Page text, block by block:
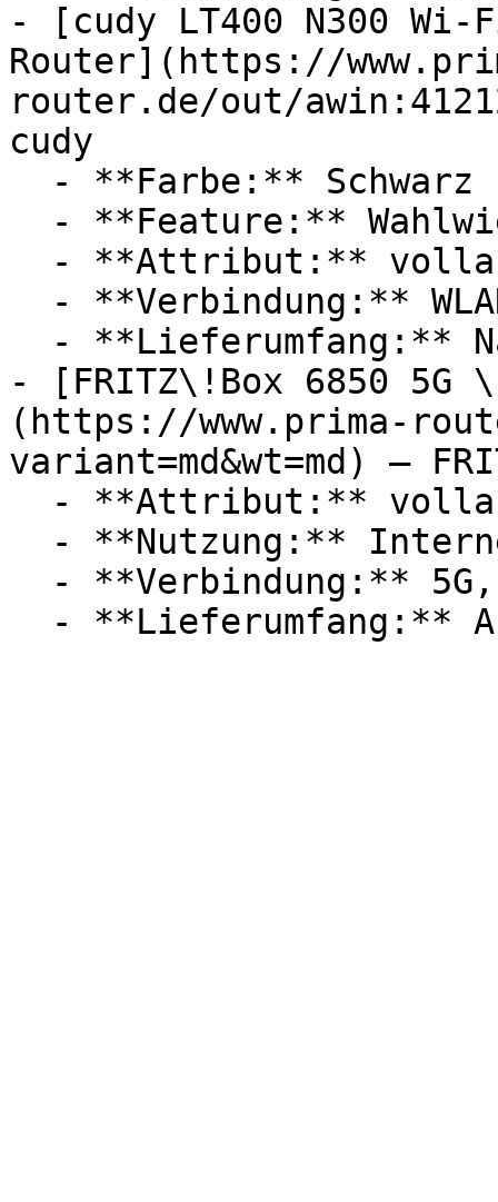
- [cudy LT400 N300 Wi-
Router](https://
router.de/out/
cudy
- [FRITZ\!Box 6850 5G
(https://www.prima-
variant=md&wt=md) —